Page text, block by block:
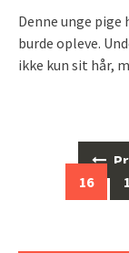
Denne unge
burde opleve.
ikke kun sit hår,
navigation
16